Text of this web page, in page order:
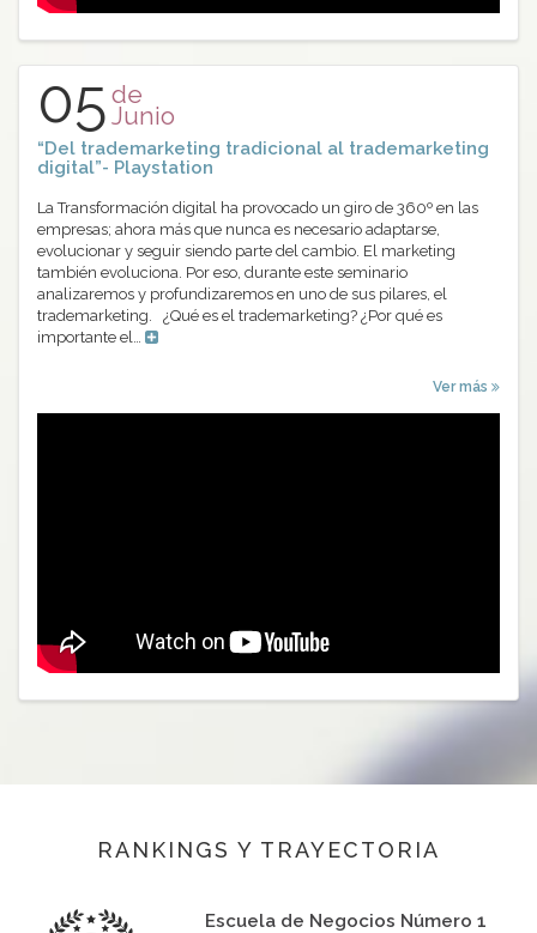
05 de
Junio
“Del trademarketing tradicional al trademarketing
digital”- Playstation
La Transformación digital ha provocado un giro de 360º en las
empresas; ahora más que nunca es necesario adaptarse,
evolucionar y seguir siendo parte del cambio. El marketing
también evoluciona. Por eso, durante este seminario
analizaremos y profundizaremos en uno de sus pilares, el
trademarketing. ¿Qué es el trademarketing? ¿Por qué es
importante el…
Ver más
RANKINGS Y TRAYECTORIA
Escuela de Negocios Número 1